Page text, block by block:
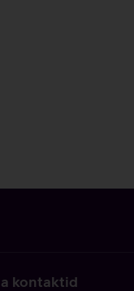
kontaktid